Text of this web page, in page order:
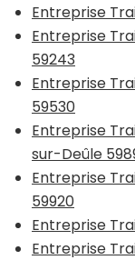
Entreprise
Entreprise
59243
Entreprise
59530
Entreprise
sur-Deûle
Entreprise
59920
Entreprise
Entreprise